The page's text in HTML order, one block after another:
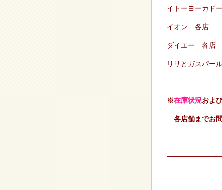
イトーヨー
イオン
ダイエー
リサとガスパー
※在庫状況および
各店舗までお